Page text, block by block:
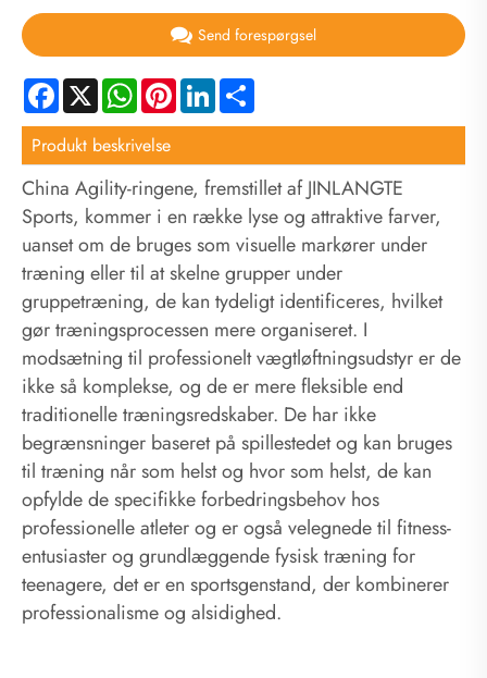
Send forespørgsel
Facebook
X WhatsApp
PinterestLinkedIn
Produkt beskrivelse
China Agility-ringene, fremstillet af JINLANGTE
Sports, kommer i en række lyse og attraktive farver,
uanset om de bruges som visuelle markører under
træning eller til at skelne grupper under
gruppetræning, de kan tydeligt identificeres, hvilket
gør træningsprocessen mere organiseret. I
modsætning til professionelt vægtløftningsudstyr er de
ikke så komplekse, og de er mere fleksible end
traditionelle træningsredskaber. De har ikke
begrænsninger baseret på spillestedet og kan bruges
til træning når som helst og hvor som helst, de kan
opfylde de specifikke forbedringsbehov hos
professionelle atleter og er også velegnede til fitness-
entusiaster og grundlæggende fysisk træning for
teenagere, det er en sportsgenstand, der kombinerer
professionalisme og alsidighed.